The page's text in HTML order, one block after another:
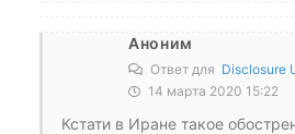
Аноним
Ответ для Disclosure
14 марта 2020 15:22
Кстати в Иране такое